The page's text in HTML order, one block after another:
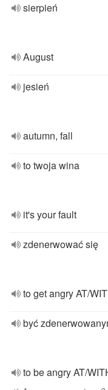
sierpień
August
jesień
autumn, fall
to twoja wina
it's your fault
zdenerwować się
to get angry AT/
być
to be angry AT/